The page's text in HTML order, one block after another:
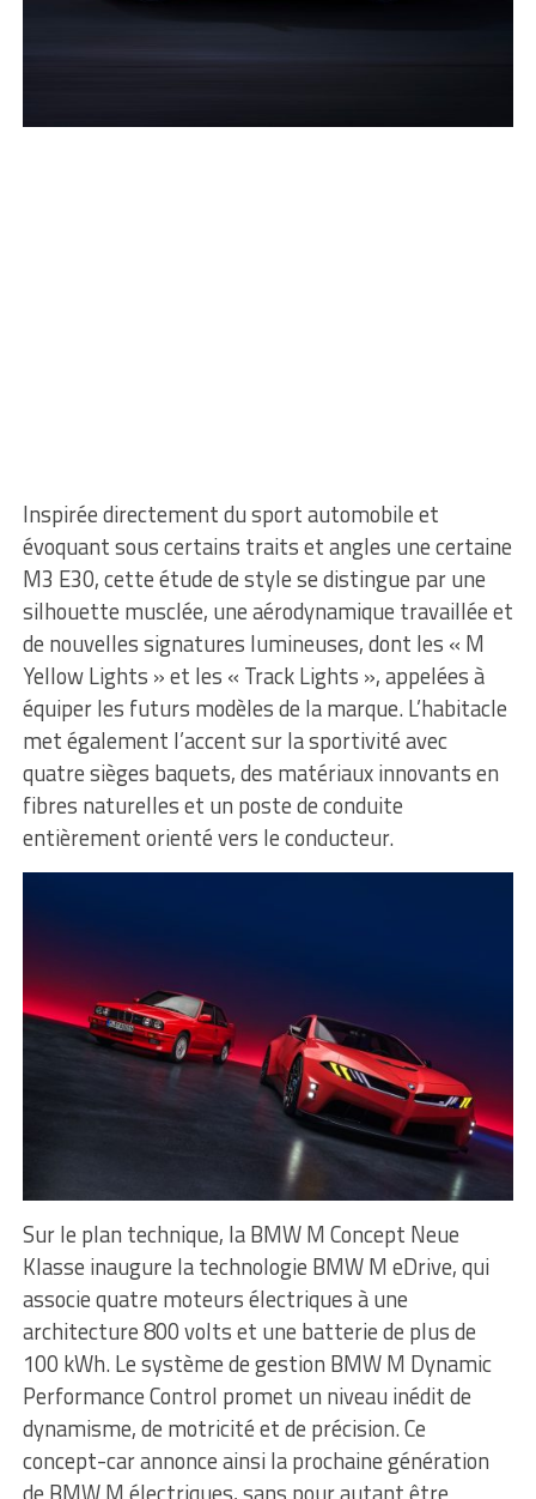
Inspirée directement du sport automobile et
évoquant sous certains traits et angles une certaine
M3 E30, cette étude de style se distingue par une
silhouette musclée, une aérodynamique travaillée et
de nouvelles signatures lumineuses, dont les « M
Yellow Lights » et les « Track Lights », appelées à
équiper les futurs modèles de la marque. L’habitacle
met également l’accent sur la sportivité avec
quatre sièges baquets, des matériaux innovants en
fibres naturelles et un poste de conduite
entièrement orienté vers le conducteur.
Sur le plan technique, la BMW M Concept Neue
Klasse inaugure la technologie BMW M eDrive, qui
associe quatre moteurs électriques à une
architecture 800 volts et une batterie de plus de
100 kWh. Le système de gestion BMW M Dynamic
Performance Control promet un niveau inédit de
dynamisme, de motricité et de précision. Ce
concept-car annonce ainsi la prochaine génération